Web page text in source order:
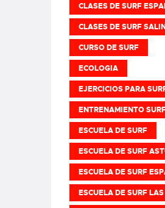
CLASES DE SURF
CLASES DE SURF
CURSO DE SURF
ECOLOGIA
EJERCICIOS PARA
ENTRENAMIENTO
ESCUELA DE SURF
ESCUELA DE SURF
ESCUELA DE SURF
ESCUELA DE SURF